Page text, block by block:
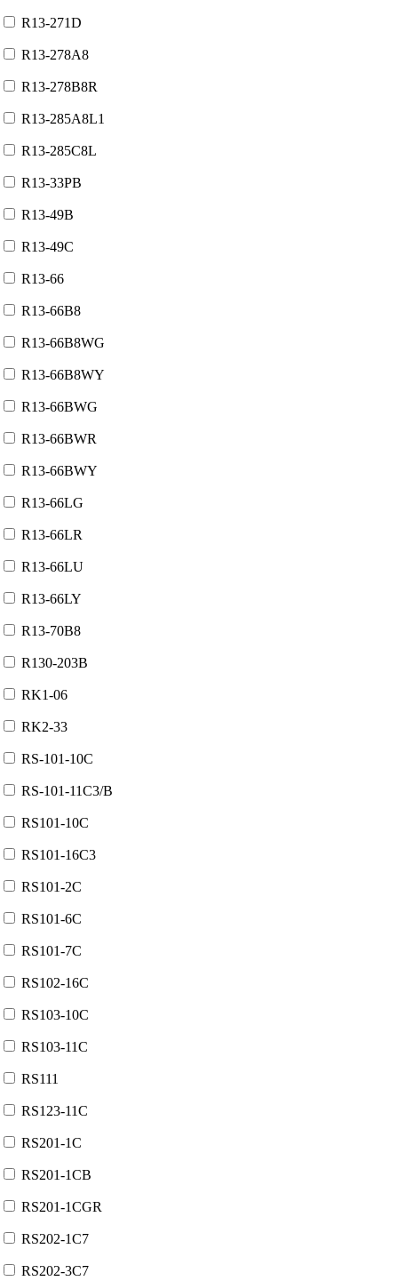
R13-271D
R13-278A8
R13-278B8R
R13-285A8L1
R13-285C8L
R13-33PB
R13-49B
R13-49C
R13-66
R13-66B8
R13-66B8WG
R13-66B8WY
R13-66BWG
R13-66BWR
R13-66BWY
R13-66LG
R13-66LR
R13-66LU
R13-66LY
R13-70B8
R130-203B
RK1-06
RK2-33
RS-101-10C
RS-101-11C3/B
RS101-10C
RS101-16C3
RS101-2C
RS101-6C
RS101-7C
RS102-16C
RS103-10C
RS103-11C
RS111
RS123-11C
RS201-1C
RS201-1CB
RS201-1CGR
RS202-1C7
RS202-3C7